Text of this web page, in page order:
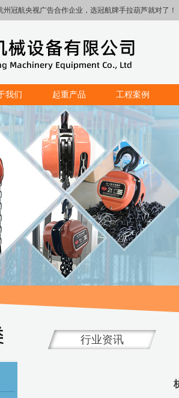
冠航央视广告合作企业，选冠航牌手拉葫芦就对了！
我们 起重产品 工程案例
行业资讯